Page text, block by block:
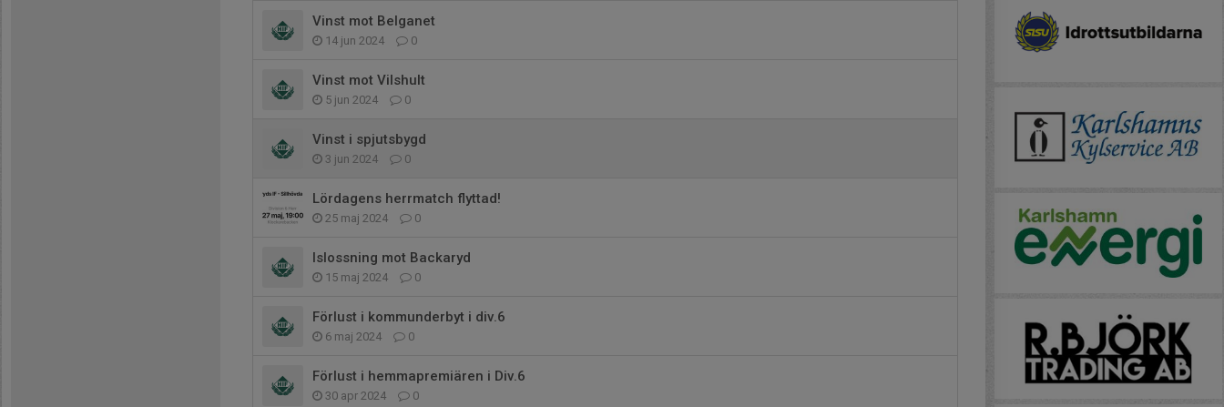
Vinst mot Belganet
14 jun 2024 0
Vinst mot Vilshult
5 jun 2024 0
Vinst i spjutsbygd
3 jun 2024 0
Lördagens herrmatch flyttad!
25 maj 2024 0
Islossning mot Backaryd
15 maj 2024 0
Förlust i kommunderbyt i div.6
6 maj 2024 0
Förlust i hemmapremiären i Div.6
30 apr 2024 0